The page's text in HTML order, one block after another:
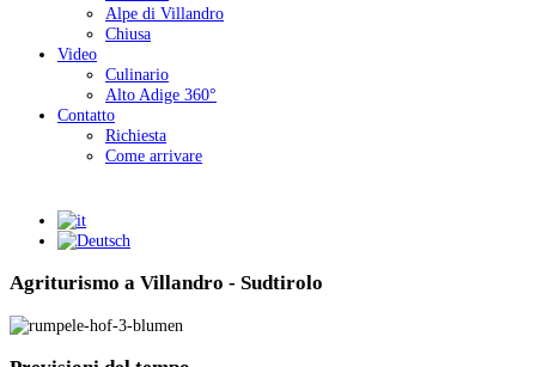
Alpe di Villandro
Chiusa
Video
Culinario
Alto Adige 360°
Contatto
Richiesta
Come arrivare
Agriturismo a Villandro - Sudtirolo